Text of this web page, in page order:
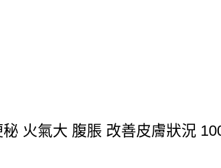
火氣大 腹脹 改善皮膚狀況